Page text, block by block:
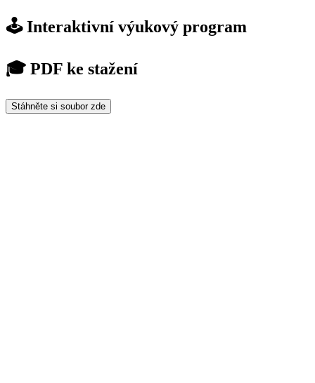
🕹️ Interaktivní výukový program
🎓 PDF ke stažení
Stáhněte si soubor zde